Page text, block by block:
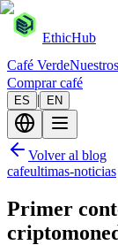
EthicHub
Café Verde
Comprar café
ES | EN
Volver al blog
cafeultimas-noticias
Primer